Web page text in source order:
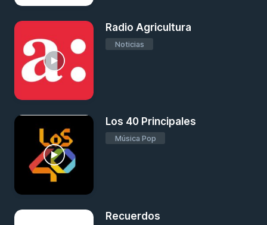
Radio Agricultura
Noticias
Los 40 Principales
Música Pop
Recuerdos